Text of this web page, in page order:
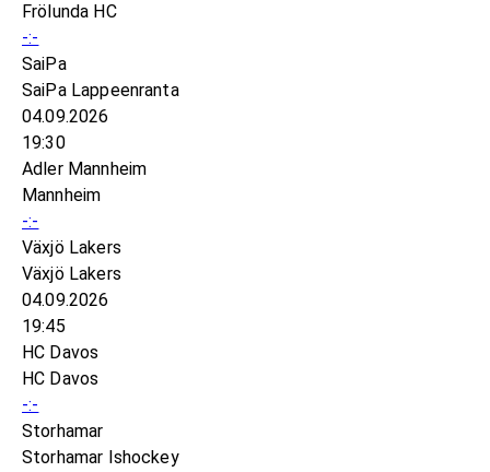
Frölunda HC
-:-
SaiPa
SaiPa Lappeenranta
04.09.2026
19:30
Adler Mannheim
Mannheim
-:-
Växjö Lakers
Växjö Lakers
04.09.2026
19:45
HC Davos
HC Davos
-:-
Storhamar
Storhamar Ishockey